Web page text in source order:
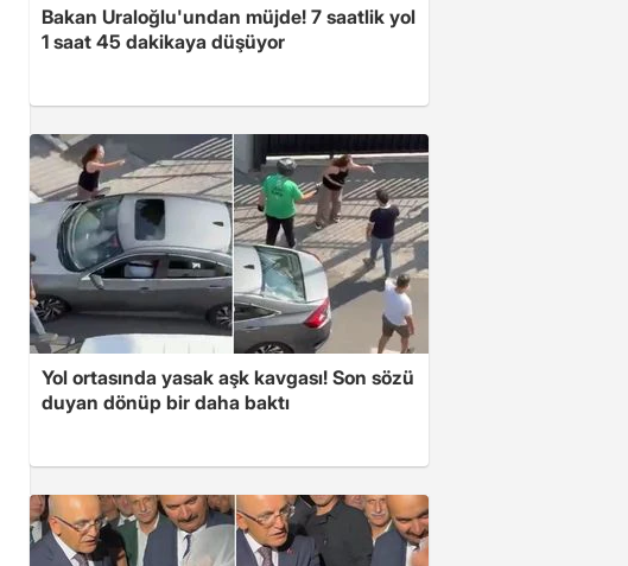
Bakan Uraloğlu'undan müjde! 7 saatlik yol
1 saat 45 dakikaya düşüyor
Yol ortasında yasak aşk kavgası! Son sözü
duyan dönüp bir daha baktı